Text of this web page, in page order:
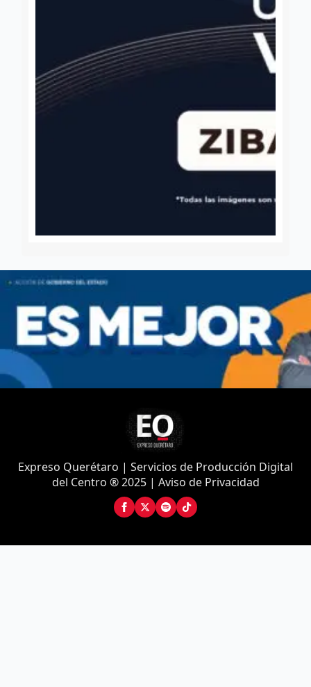
Expreso Querétaro | Servicios de Producción Digital
del Centro ® 2025 | Aviso de Privacidad